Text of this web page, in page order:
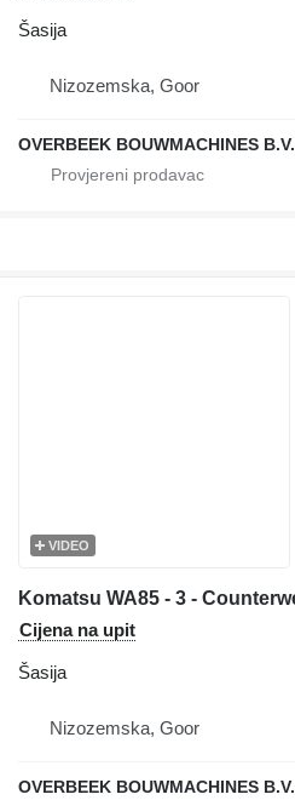
Šasija
Nizozemska, Goor
OVERBEEK BOUWMACHINES B.V.
VIDEO
Cijena na upit
Šasija
Nizozemska, Goor
OVERBEEK BOUWMACHINES B.V.